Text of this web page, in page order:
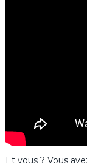
Et vous ? Vous